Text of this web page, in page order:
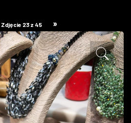
Zdjęcie 23 z 45 »